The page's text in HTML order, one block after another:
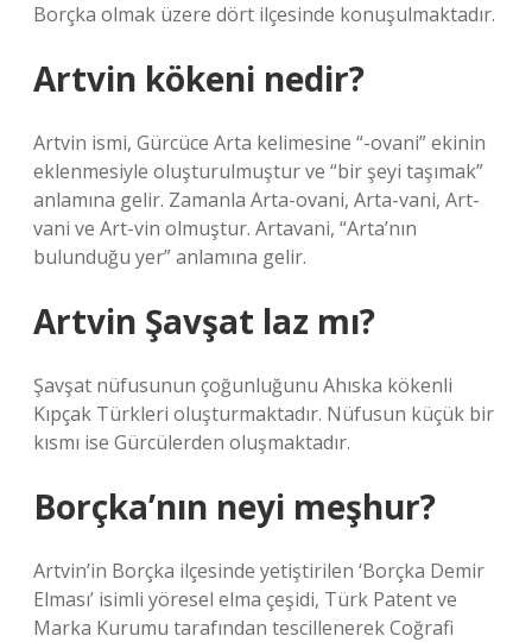
Borçka olmak üzere dört ilçesinde konuşulmaktadır.
Artvin kökeni nedir?
Artvin ismi, Gürcüce Arta kelimesine “-ovani” ekinin
eklenmesiyle oluşturulmuştur ve “bir şeyi taşımak”
anlamına gelir. Zamanla Arta-ovani, Arta-vani, Art-
vani ve Art-vin olmuştur. Artavani, “Arta’nın
bulunduğu yer” anlamına gelir.
Artvin Şavşat laz mı?
Şavşat nüfusunun çoğunluğunu Ahıska kökenli
Kıpçak Türkleri oluşturmaktadır. Nüfusun küçük bir
kısmı ise Gürcülerden oluşmaktadır.
Borçka’nın neyi meşhur?
Artvin’in Borçka ilçesinde yetiştirilen ‘Borçka Demir
Elması’ isimli yöresel elma çeşidi, Türk Patent ve
Marka Kurumu tarafından tescillenerek Coğrafi